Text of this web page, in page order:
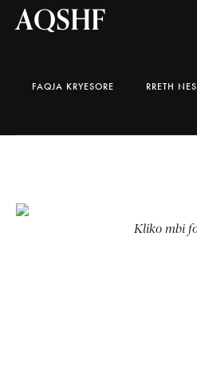
AQSHF
FAQJA KRYESORE RRETH
Kliko mbi